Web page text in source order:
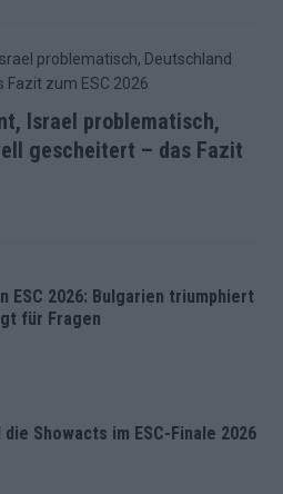
Israel problematisch,
gescheitert – das Fazit
ESC 2026: Bulgarien triumphiert
für Fragen
Showacts im ESC-Finale 2026